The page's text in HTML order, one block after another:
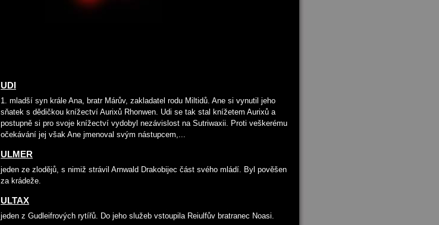
UDI
1. mladší syn krále Ana, bratr Márův, zakladatel rodu Miltidů. Ane si vynutil jeho
sňatek s dědičkou knížectví Aurixů Rhonwen. Udi se tak stal knížetem Aurixů a
postupně si pro svoje knížectví vydobyl nezávislost na Sutriwaxii. Proti veškerému
očekávání jej však Ane jmenoval svým nástupcem,...
ULMER
jeden ze zlodějů, s nimiž strávil Arnwald Drakobijec část svého mládí. Byl pověšen
za krádeže.
ULTAX
jeden z Gudleifrových rytířů. Do jeho služeb vstoupila Reiulfův bratranec Noasi.